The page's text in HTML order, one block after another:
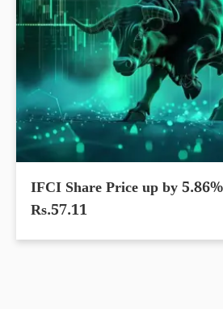
IFCI Share Price up by
Rs.57.11